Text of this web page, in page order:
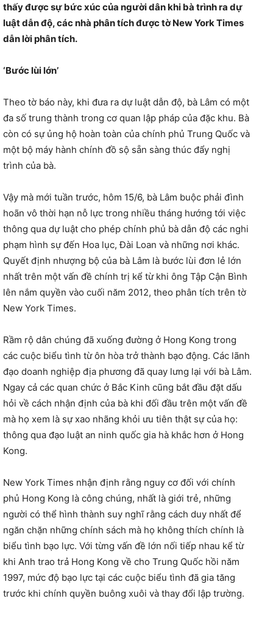
thấy được sự bức xúc của người dân khi bà trình ra dự
luật dẫn độ, các nhà phân tích được tờ New York Times
dẫn lời phân tích.
‘Bước lùi lớn’
Theo tờ báo này, khi đưa ra dự luật dẫn độ, bà Lâm có một
đa số trung thành trong cơ quan lập pháp của đặc khu. Bà
còn có sự ủng hộ hoàn toàn của chính phủ Trung Quốc và
một bộ máy hành chính đồ sộ sẵn sàng thúc đẩy nghị
trình của bà.
Vậy mà mới tuần trước, hôm 15/6, bà Lâm buộc phải đình
hoãn vô thời hạn nỗ lực trong nhiều tháng hướng tới việc
thông qua dự luật cho phép chính phủ bà dẫn độ các nghi
phạm hình sự đến Hoa lục, Đài Loan và những nơi khác.
Quyết định nhượng bộ của bà Lâm là bước lùi đơn lẻ lớn
nhất trên một vấn đề chính trị kể từ khi ông Tập Cận Bình
lên nắm quyền vào cuối năm 2012, theo phân tích trên tờ
New York Times.
Rầm rộ dân chúng đã xuống đường ở Hong Kong trong
các cuộc biểu tình từ ôn hòa trở thành bạo động. Các lãnh
đạo doanh nghiệp địa phương đã quay lưng lại với bà Lâm.
Ngay cả các quan chức ở Bắc Kinh cũng bắt đầu đặt dấu
hỏi về cách nhận định của bà khi đối đầu trên một vấn đề
mà họ xem là sự xao nhãng khỏi ưu tiên thật sự của họ:
thông qua đạo luật an ninh quốc gia hà khắc hơn ở Hong
Kong.
New York Times nhận định rằng nguy cơ đối với chính
phủ Hong Kong là công chúng, nhất là giới trẻ, những
người có thể hình thành suy nghĩ rằng cách duy nhất để
ngăn chặn những chính sách mà họ không thích chính là
biểu tình bạo lực. Với từng vấn đề lớn nối tiếp nhau kể từ
khi Anh trao trả Hong Kong về cho Trung Quốc hồi năm
1997, mức độ bạo lực tại các cuộc biểu tình đã gia tăng
trước khi chính quyền buông xuôi và thay đổi lập trường.